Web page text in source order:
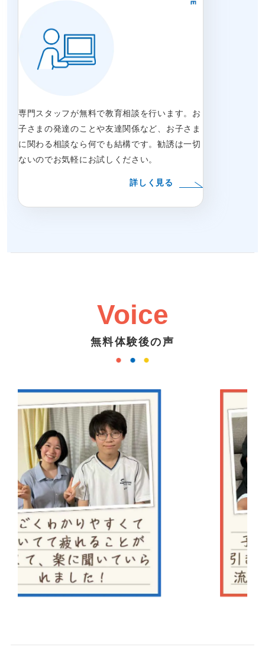
専門スタッフが無料で教育相談を行います。お
子さまの発達のことや友達関係など、お子さま
に関わる相談なら何でも結構です。勧誘は一切
ないのでお気軽にお試しください。
詳しく見る
Voice
無料体験後の声